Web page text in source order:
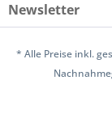
Newsletter
* Alle Preise inkl.